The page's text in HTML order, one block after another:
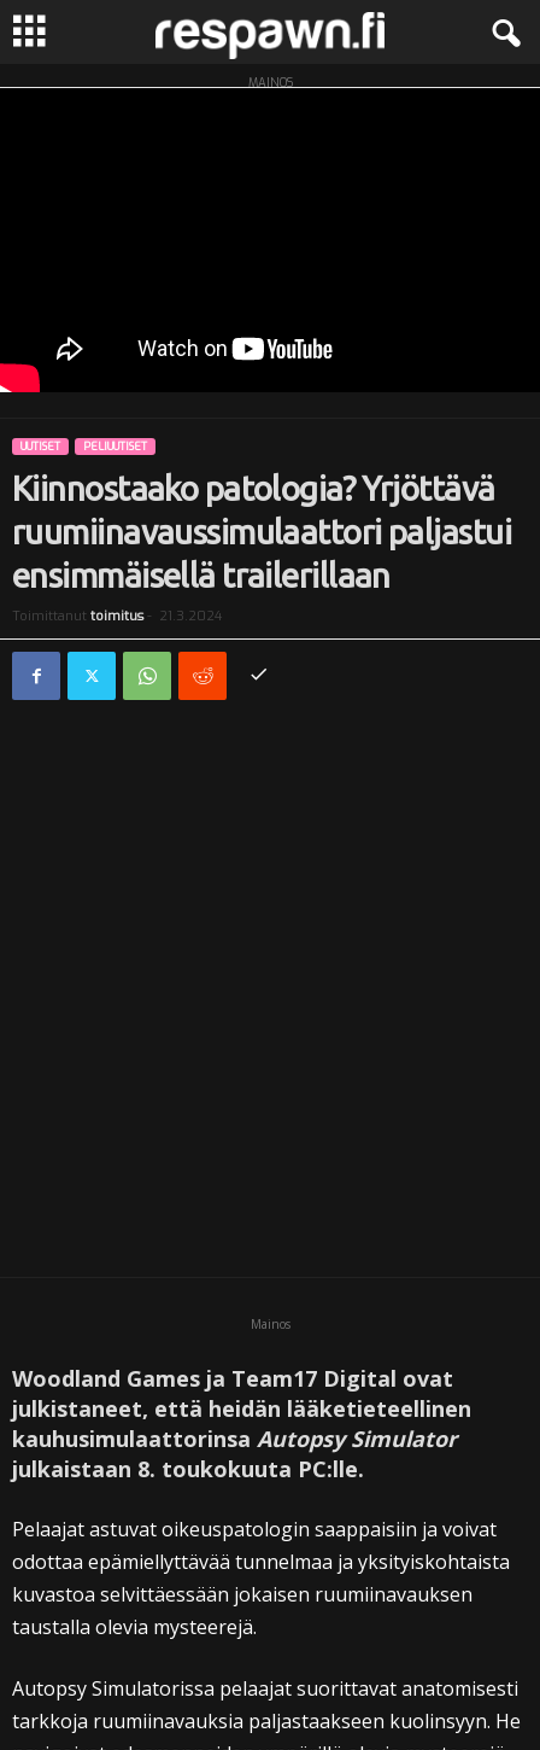
R
w
MAINOS
UUTISET PELIUUTISET
Kiinnostaako patologia? Yrjöttävä
ruumiinavaussimulaattori paljastui
ensimmäisellä trailerillaan
Toimittanut toimitus- 21.3.2024
Mainos
Woodland Games ja Team17 Digital ovat
julkistaneet, että heidän lääketieteellinen
kauhusimulaattorinsa Autopsy Simulator
julkaistaan 8. toukokuuta PC:lle.
Pelaajat astuvat oikeuspatologin saappaisiin ja voivat
odottaa epämiellyttävää tunnelmaa ja yksityiskohtaista
kuvastoa selvittäessään jokaisen ruumiinavauksen
taustalla olevia mysteerejä.
Autopsy Simulatorissa pelaajat suorittavat anatomisesti
tarkkoja ruumiinavauksia paljastaakseen kuolinsyyn. He